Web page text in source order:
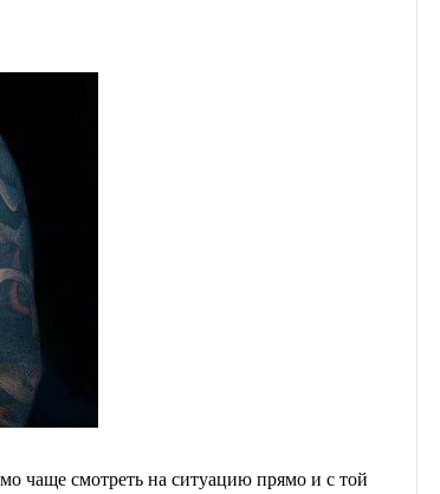
чаще смотреть на ситуацию прямо и с той